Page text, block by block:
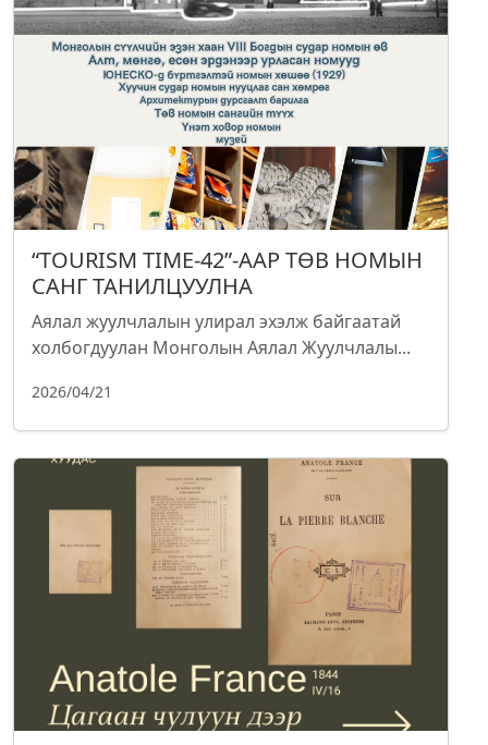
“TOURISM TIME-42”-ААР ТӨВ НОМЫН
САНГ ТАНИЛЦУУЛНА
Аялал жуулчлалын улирал эхэлж байгаатай
холбогдуулан Монголын Аялал Жуулчлалы...
2026/04/21